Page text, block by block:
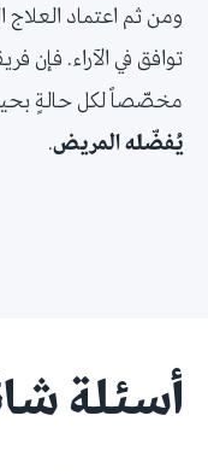
ومن ثم اعتماد العلاج
توافق في الآراء. فإن
مخصّصاً لكل حالةٍ
يُفضّله المريض.
أسئلة